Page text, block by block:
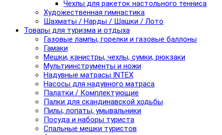
Чехлы для ракеток настольного тенниса
Художественная гимнастика
Шахматы / Нарды / Шашки / Лото
Товары для туризма и отдыха
Газовые лампы, горелки и газовые баллоны
Гамаки
Мешки, канистры, чехлы, сумки, рюкзаки
Мультиинструменты и ножи
Надувные матрасы INTEX
Насосы для надувного матраса
Палатки / Комплектующие
Палки для скандинавской ходьбы
Пилы, лопаты, умывальники
Посуда и наборы туриста
Спальные мешки туристов